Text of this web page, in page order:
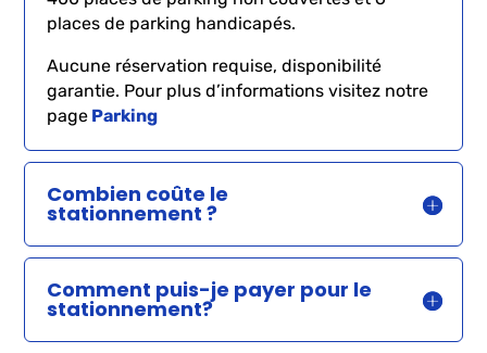
places de parking handicapés.
Aucune réservation requise, disponibilité
garantie. Pour plus d’informations visitez notre
page Parking
Combien coûte le
stationnement ?
Comment puis-je payer pour le
stationnement?